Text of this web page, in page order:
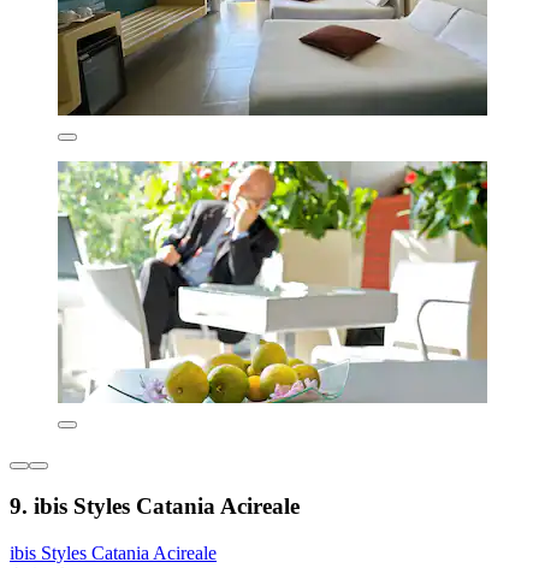
9. ibis Styles Catania Acireale
ibis Styles Catania Acireale